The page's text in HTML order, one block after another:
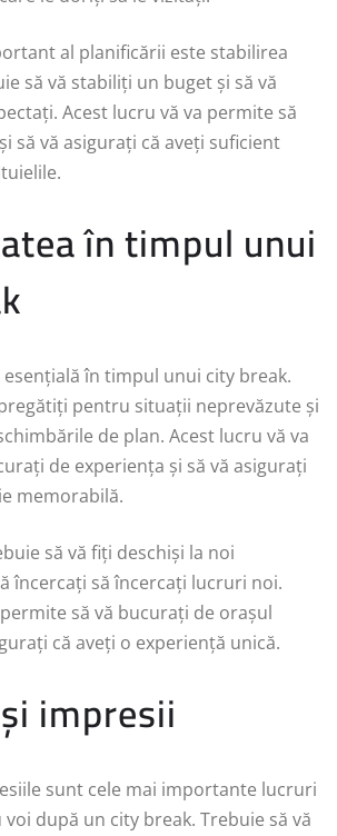
al planificării este stabilirea
să vă stabiliți un buget și să vă
Acest lucru vă va permite să
să vă asigurați că aveți suficient
în timpul unui
în timpul unui city break.
pentru situații neprevăzute și
de plan. Acest lucru vă va
de experiența și să vă asigurați
memorabilă.
să vă fiți deschiși la noi
încercați să încercați lucruri noi.
să vă bucurați de orașul
că aveți o experiență unică.
impresii
sunt cele mai importante lucruri
după un city break. Trebuie să vă